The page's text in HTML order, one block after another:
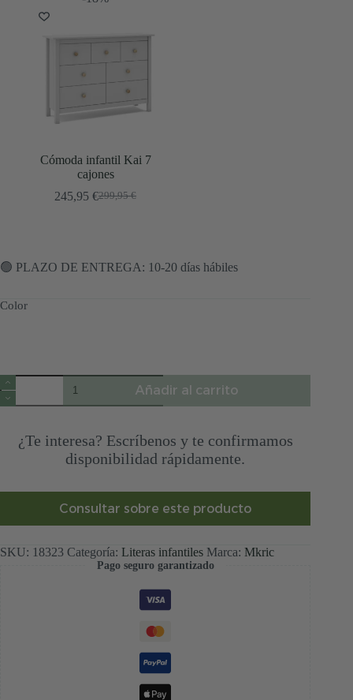
Cómoda infantil Kai 7
cajones
299,95€
El
245,95€El
🟢 PLAZO DE ENTREGA: 10-20 días hábiles
Color
Litera
Montessori
Coco
Añadir al carrito
¿Te interesa? Escríbenos y te confirmamos
disponibilidad rápidamente.
Consultar sobre este producto
SKU: 18323 Categoría: Literas infantiles Marca: Mkric
Pago seguro garantizado